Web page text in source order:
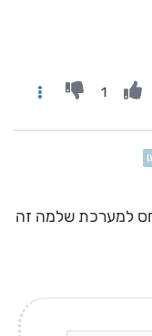
1
למערכת שלמה זה